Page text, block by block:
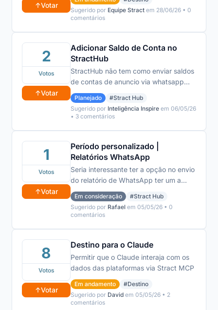
↑Votar
Sugerido por Equipe Stract em 28/06/26 • 0
comentários
2
Votos
↑Votar
Adicionar Saldo de Conta no
StractHub
StractHub não tem como enviar saldos
de contas de anuncio via whatsapp
por não ter a métrica disponível
Planejado
#Stract Hub
Sugerido por Inteligência Inspire em 06/05/26
• 3 comentários
1
Votos
↑Votar
Período personalizado |
Relatórios WhatsApp
Seria interessante ter a opção no envio
do relatório de WhatsApp ter um a
opção extra além de 7D, 14D e 30D.
Seria Maravilhoso ter a opção de
selecionar o periodo manualmente.
cliente quis saber o desempenho dos
fim de semana passado e retrasado. A
solução de ter o calendário de período
Em consideração
#Stract Hub
Sugerido por Rafael em 05/05/26 • 0
comentários
8
Votos
↑Votar
Destino para o Claude
Permitir que o Claude interaja com os
dados das plataformas via Stract MCP
Em andamento
#Destino
Sugerido por David em 05/05/26 • 2
comentários